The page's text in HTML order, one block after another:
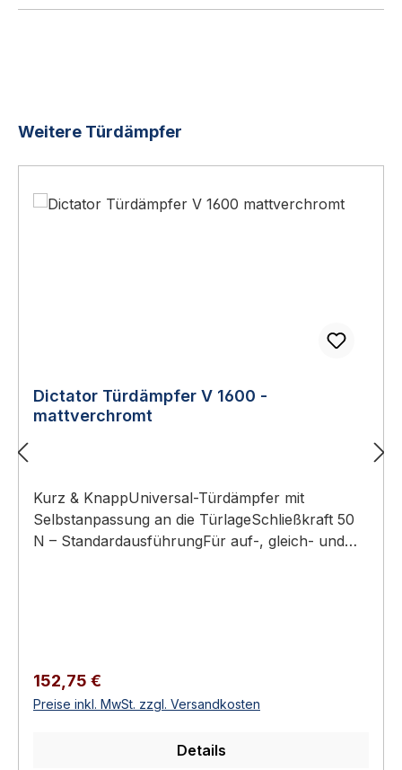
Produktgalerie überspringen
Weitere Türdämpfer
Dictator Türdämpfer V 1600 -
mattverchromt
Kurz & KnappUniversal-Türdämpfer mit
Selbstanpassung an die TürlageSchließkraft 50
N – StandardausführungFür auf-, gleich- und
Selbstanpassend an alle drei Türlagen (auf-,
gleich-, zurückliegend) ist er die flexibelste
Lösung für gemischte Türsituationen. Die
(Standardausführung).Technisch arbeitet der V
Regulärer Preis:
152,75 €
Preise inkl. MwSt. zzgl. Versandkosten
Details